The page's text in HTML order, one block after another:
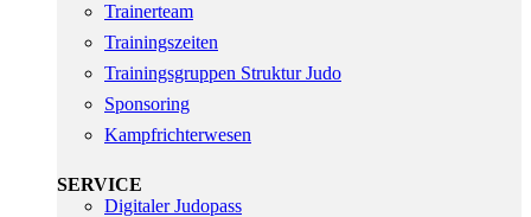
Trainerteam
Trainingszeiten
Trainingsgruppen Struktur Judo
Sponsoring
Kampfrichterwesen
SERVICE
Digitaler Judopass